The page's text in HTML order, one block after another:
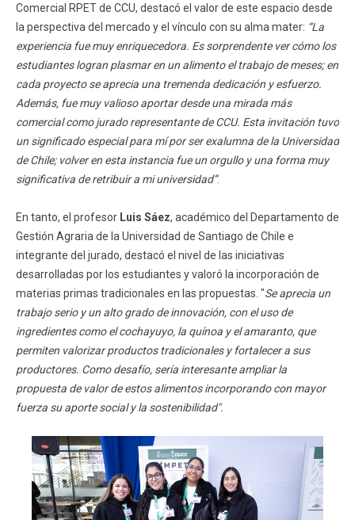
Comercial RPET de CCU, destacó el valor de este espacio desde
la perspectiva del mercado y el vínculo con su alma mater: “La
experiencia fue muy enriquecedora. Es sorprendente ver cómo los
estudiantes logran plasmar en un alimento el trabajo de meses; en
cada proyecto se aprecia una tremenda dedicación y esfuerzo.
Además, fue muy valioso aportar desde una mirada más
comercial como jurado representante de CCU. Esta invitación tuvo
un significado especial para mí por ser exalumna de la Universidad
de Chile; volver en esta instancia fue un orgullo y una forma muy
significativa de retribuir a mi universidad”.
En tanto, el profesor Luis Sáez, académico del Departamento de
Gestión Agraria de la Universidad de Santiago de Chile e
integrante del jurado, destacó el nivel de las iniciativas
desarrolladas por los estudiantes y valoró la incorporación de
materias primas tradicionales en las propuestas. "Se aprecia un
trabajo serio y un alto grado de innovación, con el uso de
ingredientes como el cochayuyo, la quínoa y el amaranto, que
permiten valorizar productos tradicionales y fortalecer a sus
productores. Como desafío, sería interesante ampliar la
propuesta de valor de estos alimentos incorporando con mayor
fuerza su aporte social y la sostenibilidad".